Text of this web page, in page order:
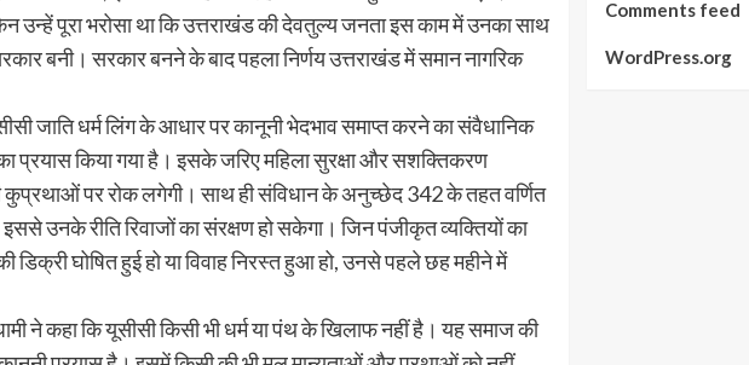
उन्हें पूरा भरोसा था कि उत्तराखंड की देवतुल्य जनता इस काम में उनका साथ
बनी। सरकार बनने के बाद पहला निर्णय उत्तराखंड में समान नागरिक
जाति धर्म लिंग के आधार पर कानूनी भेदभाव समाप्त करने का संवैधानिक
प्रयास किया गया है। इसके जरिए महिला सुरक्षा और सशक्तिकरण
कुप्रथाओं पर रोक लगेगी। साथ ही संविधान के अनुच्छेद 342 के तहत वर्णित
उनके रीति रिवाजों का संरक्षण हो सकेगा। जिन पंजीकृत व्यक्तियों का
डिक्री घोषित हुई हो या विवाह निरस्त हुआ हो, उनसे पहले छह महीने में
ने कहा कि यूसीसी किसी भी धर्म या पंथ के खिलाफ नहीं है। यह समाज की
Comments feed
WordPress.org